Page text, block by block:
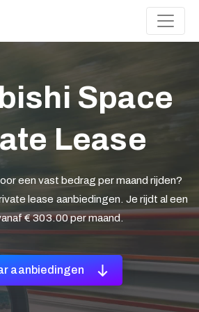
Space
Lease
een vast bedrag per maand rijden?
lease aanbiedingen. Je rijdt al een
€ 303.00 per maand.
aanbiedingen